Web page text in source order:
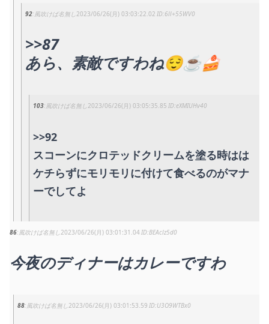
92 風吹けば名無し 2023/06/26(月) 03:03:22.02 6ll+55WV0
>>87
あら、素敵ですわね😌☕🍰
103 風吹けば名無し 2023/06/26(月) 03:05:35.85 eXMIUHv40
>>92
スコーンにクロテッドクリームを塗る時はは
ケチらずにモリモリに付けて食べるのがマナ
ーでしてよ
86 風吹けば名無し 2023/06/26(月) 03:01:31.04 BEAclz5d0
今夜のディナーはカレーですわ
88 風吹けば名無し 2023/06/26(月) 03:01:53.59 U3O9WTBx0